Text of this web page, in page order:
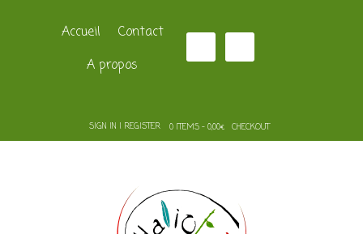
Accueil
Contact
A propos
SIGN IN | REGISTER 0 ITEMS - 0,00€ CHECKOUT